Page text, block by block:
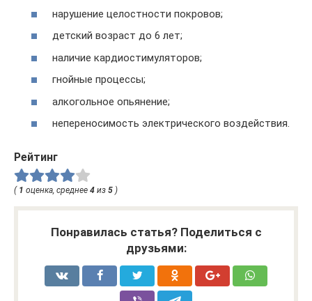
нарушение целостности покровов;
детский возраст до 6 лет;
наличие кардиостимуляторов;
гнойные процессы;
алкогольное опьянение;
непереносимость электрического воздействия.
Рейтинг
( 1 оценка, среднее 4 из 5 )
Понравилась статья? Поделиться с
друзьями: